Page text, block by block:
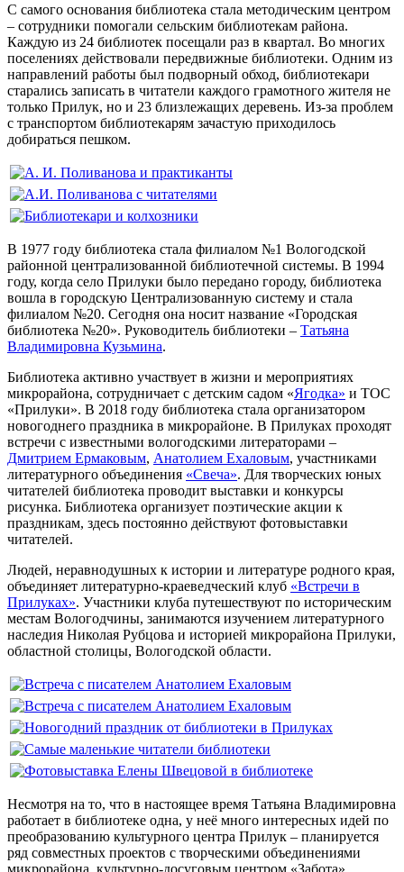
С самого основания библиотека стала методическим центром
– сотрудники помогали сельским библиотекам района.
Каждую из 24 библиотек посещали раз в квартал. Во многих
поселениях действовали передвижные библиотеки. Одним из
направлений работы был подворный обход, библиотекари
старались записать в читатели каждого грамотного жителя не
только Прилук, но и 23 близлежащих деревень. Из-за проблем
с транспортом библиотекарям зачастую приходилось
добираться пешком.
В 1977 году библиотека стала филиалом №1 Вологодской
районной централизованной библиотечной системы. В 1994
году, когда село Прилуки было передано городу, библиотека
вошла в городскую Централизованную систему и стала
филиалом №20. Сегодня она носит название «Городская
библиотека №20». Руководитель библиотеки – Татьяна
Владимировна Кузьмина.
Библиотека активно участвует в жизни и мероприятиях
микрорайона, сотрудничает с детским садом «Ягодка» и ТОС
«Прилуки». В 2018 году библиотека стала организатором
новогоднего праздника в микрорайоне. В Прилуках проходят
встречи с известными вологодскими литераторами –
Дмитрием Ермаковым, Анатолием Ехаловым, участниками
литературного объединения «Свеча». Для творческих юных
читателей библиотека проводит выставки и конкурсы
рисунка. Библиотека организует поэтические акции к
праздникам, здесь постоянно действуют фотовыставки
читателей.
Людей, неравнодушных к истории и литературе родного края,
объединяет литературно-краеведческий клуб «Встречи в
Прилуках». Участники клуба путешествуют по историческим
местам Вологодчины, занимаются изучением литературного
наследия Николая Рубцова и историей микрорайона Прилуки,
областной столицы, Вологодской области.
Несмотря на то, что в настоящее время Татьяна Владимировна
работает в библиотеке одна, у неё много интересных идей по
преобразованию культурного центра Прилук – планируется
ряд совместных проектов с творческими объединениями
микрорайона, культурно-досуговым центром «Забота»,